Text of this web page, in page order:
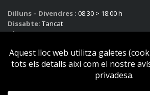
Dilluns – Divendres : 08:30 > 18:00 h
Dissabte: Tancat
Diumenge:Tancat